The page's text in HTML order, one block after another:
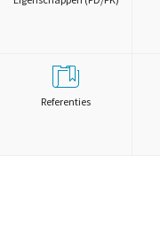
Referenties